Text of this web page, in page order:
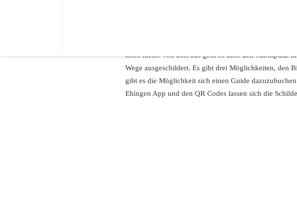
Um in Ehingen zu übernachten, was wir dringend
auch kleiner Unterkünfte suchen. Unser eins ist im
wandern vorbei am alteingesessenen Heilig’s Bleche,
noch mehr. Von dort aus geht es über den Marktplatz
Wege ausgeschildert. Es gibt drei Möglichkeiten, den
gibt es die Möglichkeit sich einen Guide
Ehingen App und den QR Codes lassen sich die